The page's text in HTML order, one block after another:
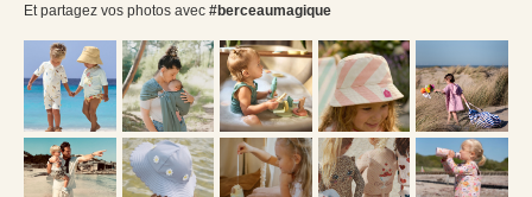
Et partagez vos photos avec #berceaumagique